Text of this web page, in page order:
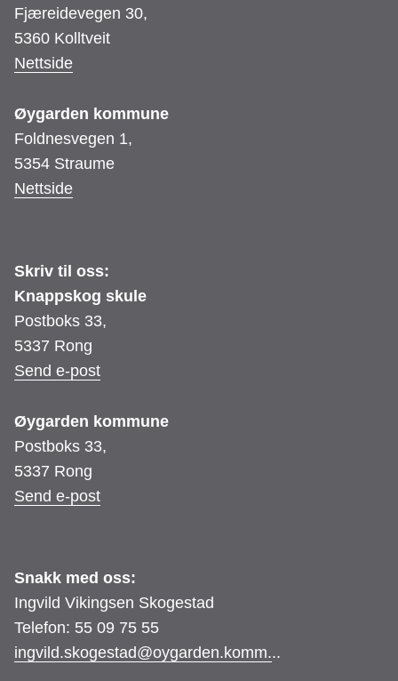
Fjæreidevegen 30,
5360 Kolltveit
Nettside
Øygarden kommune
Foldnesvegen 1,
5354 Straume
Nettside
Skriv til oss:
Knappskog skule
Postboks 33,
5337 Rong
Send e-post
Øygarden kommune
Postboks 33,
5337 Rong
Send e-post
Snakk med oss:
Ingvild Vikingsen Skogestad
Telefon: 55 09 75 55
ingvild.skogestad@oygarden.komm...